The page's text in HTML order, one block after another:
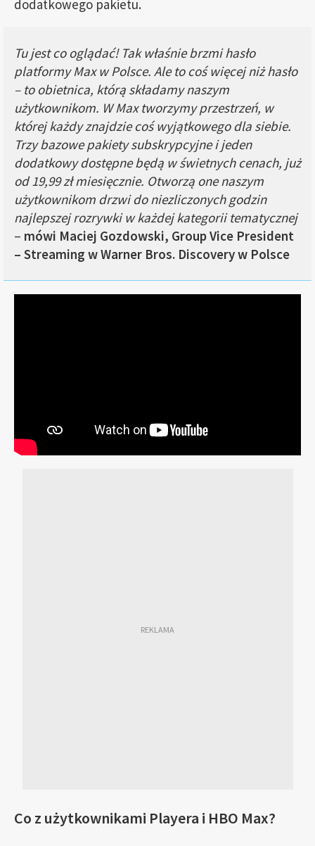
dodatkowego pakietu.
Tu jest co oglądać! Tak właśnie brzmi hasło
platformy Max w Polsce. Ale to coś więcej niż hasło
– to obietnica, którą składamy naszym
użytkownikom. W Max tworzymy przestrzeń, w
której każdy znajdzie coś wyjątkowego dla siebie.
Trzy bazowe pakiety subskrypcyjne i jeden
dodatkowy dostępne będą w świetnych cenach, już
od 19,99 zł miesięcznie. Otworzą one naszym
użytkownikom drzwi do niezliczonych godzin
najlepszej rozrywki w każdej kategorii tematycznej
– mówi Maciej Gozdowski, Group Vice President
– Streaming w Warner Bros. Discovery w Polsce
Co z użytkownikami Playera i HBO Max?